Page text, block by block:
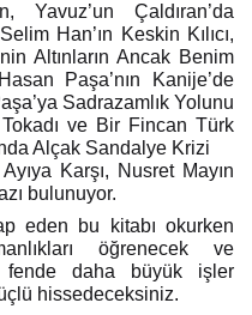
Yavuz’un Çaldıran’da
Han’ın Keskin Kılıcı,
Altınların Ancak Benim
Paşa’nın Kanije’de
Sadrazamlık Yolunu
ve Bir Fincan Türk
Alçak Sandalye Krizi
Karşı, Nusret Mayın
bulunuyor.
eden bu kitabı okurken
öğrenecek ve
daha büyük işler
hissedeceksiniz.